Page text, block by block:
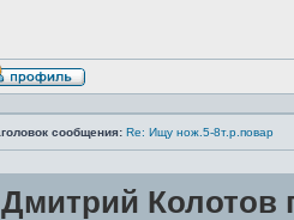
сообщения: Re: Ищу нож.5-8т.р.повар
Дмитрий Колотов